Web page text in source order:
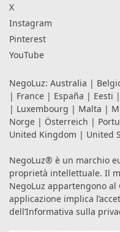
X
Instagram
Pinterest
YouTube
NegoLuz: Australia |
| France | España | Eesti |
| Luxembourg | Malta |
Norge | Österreich |
United Kingdom | United
NegoLuz® è un marchio
proprietà intellettuale. Il
NegoLuz appartengono al
applicazione implica
dell’Informativa sulla